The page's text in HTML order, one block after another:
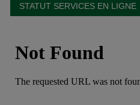
STATUT SERVICES EN LIGNE